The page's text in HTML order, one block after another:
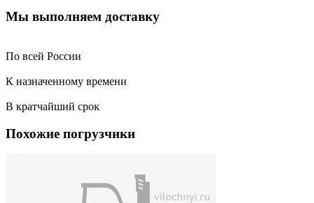
Мы выполняем доставку
По всей России
К назначенному времени
В кратчайший срок
Похожие погрузчики